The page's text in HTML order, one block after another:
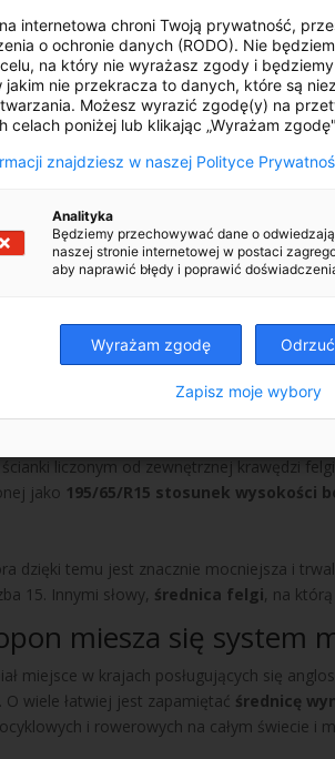
się do ogumienia, które
kątem:
opony
, mierzonej pomiędzy
uspokoić kierowców, iż wszystkie
kompletu opon.
opona ma 195 mm
do szerokości 65
liczonym od zewnętrznej krawędzi
jako 195/65/R15 stosunek wysokości
dzięki temu jest znacznie mocniejsza i
15. Innymi słowy, średnica felgi, na
miesza się system
miejsce w krajach posługujących się
wiele łatwiej jest zapamiętać średnicę
i rowerowych na całym świecie i
internetowa chroni Twoją prywatność,
o ochronie danych (RODO). Nie
na który nie wyrażasz zgody i
jakim nie przekracza to danych, które są
Możesz wyrazić zgodę(y) na
celach poniżej lub klikając „Wyrażam
znajdziesz w naszej Polityce
Analityka
Będziemy przechowywać dane o
naszej stronie internetowej w postaci
aby naprawić błędy i poprawić
Wyrażam zgodę
Zapisz moje wybory